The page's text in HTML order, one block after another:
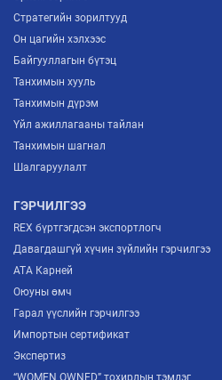
Стратегийн зорилтууд
Он цагийн хэлхээс
Байгууллагын бүтэц
Танхимын хууль
Танхимын дүрэм
Үйл ажиллагааны тайлан
Танхимын шагнал
Шалгаруулалт
ГЭРЧИЛГЭЭ
REX бүртгэгдсэн экспортлогч
Давагдашгүй хүчин зүйлийн гэрчилгээ
ATA Карней
Оюуны өмч
Гарал үүслийн гэрчилгээ
Импортын сертификат
Экспертиз